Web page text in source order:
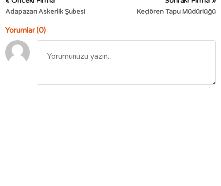
Adapazarı Askerlik Şubesi Keçiören Tapu Müdürlüğü
Yorumlar (0)